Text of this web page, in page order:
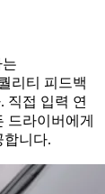
리티 피드백
직접 입력 연
드라이버에게
합니다.